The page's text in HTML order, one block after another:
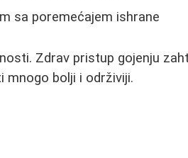
sa poremećajem ishrane
Zdrav pristup gojenju
bolji i održiviji.